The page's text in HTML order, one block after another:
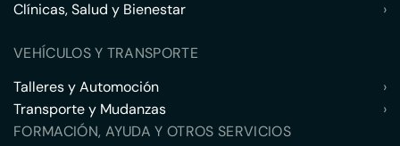
Clínicas, Salud y Bienestar
›
VEHÍCULOS Y TRANSPORTE
Talleres y Automoción
›
Transporte y Mudanzas
›
FORMACIÓN, AYUDA Y OTROS SERVICIOS